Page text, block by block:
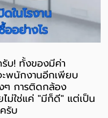
รับ! ทั้งของมีค่า
ะพนักงานอีกเพียบ
ๆ การติดกล้อง
ม่ใช่แค่ "มีก็ดี" แต่เป็น
รับ